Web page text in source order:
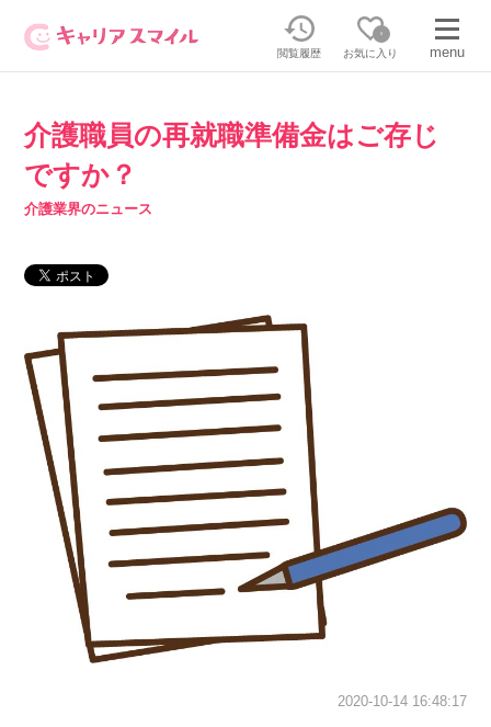
閲覧履歴
0
お気に入り menu
無料相談・お問い合わせはこちら
無料転職相談・お問い合わせの内容を
正社員／パートで働く
介護の資格取得について
その他のお問い合わせ
採用担当者様はこちら
正社員・パートの求人を探す
介護のリスキリング
キャリアスマイルとは
スマイルカのsmileコラム
FAQ
紹介会社を使うメリットについて
介護職員の再就職準備金はご存じ
ですか？
介護業界のニュース
2020-10-14 16:48:17